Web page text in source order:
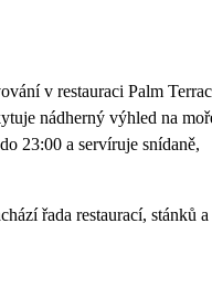
v restauraci Palm
nádherný výhled na
23:00 a servíruje snídaně,
řada restaurací, stánků a